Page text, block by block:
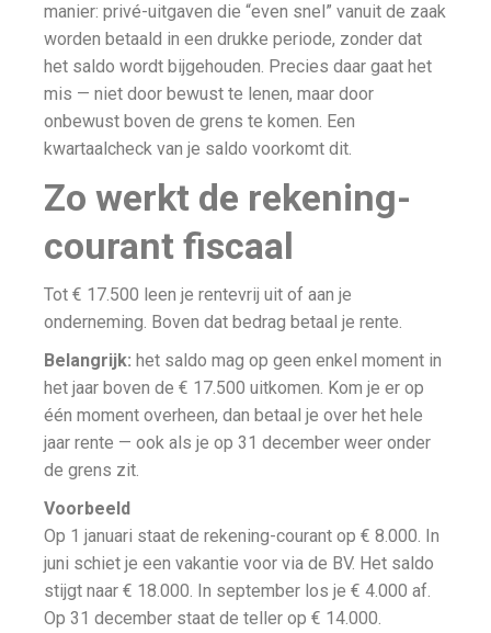
manier: privé-uitgaven die “even snel” vanuit de zaak
worden betaald in een drukke periode, zonder dat
het saldo wordt bijgehouden. Precies daar gaat het
mis — niet door bewust te lenen, maar door
onbewust boven de grens te komen. Een
kwartaalcheck van je saldo voorkomt dit.
Zo werkt de rekening-
courant fiscaal
Tot € 17.500 leen je rentevrij uit of aan je
onderneming. Boven dat bedrag betaal je rente.
Belangrijk: het saldo mag op geen enkel moment in
het jaar boven de € 17.500 uitkomen. Kom je er op
één moment overheen, dan betaal je over het hele
jaar rente — ook als je op 31 december weer onder
de grens zit.
Voorbeeld
Op 1 januari staat de rekening-courant op € 8.000. In
juni schiet je een vakantie voor via de BV. Het saldo
stijgt naar € 18.000. In september los je € 4.000 af.
Op 31 december staat de teller op € 14.000.